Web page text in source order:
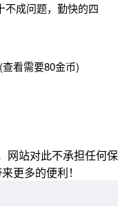
不成问题，勤快的四
(查看需要80金币)
网站对此不承担任何保
更多的便利！